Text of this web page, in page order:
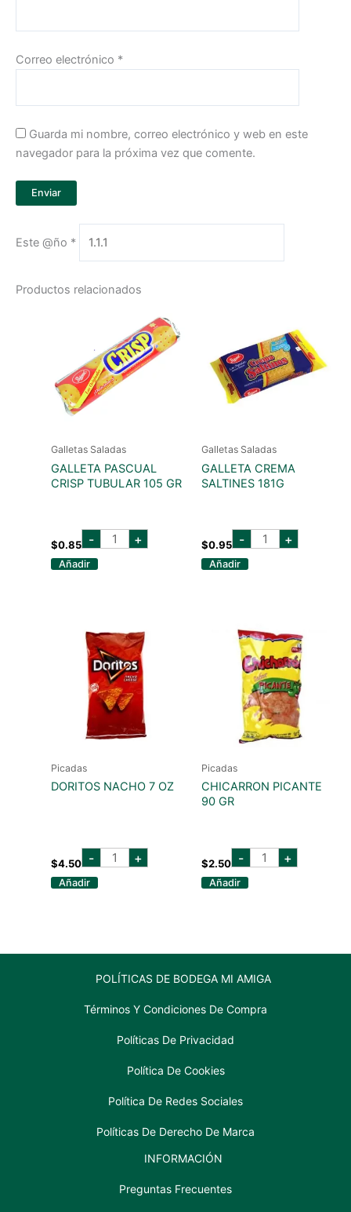
Correo electrónico *
Guarda mi nombre, correo electrónico y web en este
navegador para la próxima vez que comente.
Este @ño *
Productos relacionados
Galletas Saladas
GALLETA PASCUAL
CRISP TUBULAR 105 GR
$0.85 - GALLETA
PASCUAL
+
Añadir
Galletas Saladas
GALLETA CREMA
SALTINES 181G
$0.95 - GALLETA
CREMA
+
Añadir
Picadas
DORITOS NACHO 7 OZ
$4.50 - DORITOS
NACHO
+
Añadir
Picadas
CHICARRON PICANTE
90 GR
$2.50 - CHICARRON
PICANTE
+
Añadir
POLÍTICAS DE BODEGA MI AMIGA
Términos Y Condiciones De Compra
Políticas De Privacidad
Política De Cookies
Política De Redes Sociales
Políticas De Derecho De Marca
INFORMACIÓN
Preguntas Frecuentes